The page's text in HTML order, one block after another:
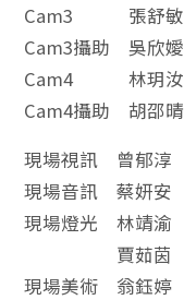
Cam3 張舒敏
Cam3攝助 吳欣嬡
Cam4 林玥汝
Cam4攝助 胡邵晴
現場視訊 曾郁淳
現場音訊 蔡妍安
現場燈光 林靖渝
賈茹茵
現場美術 翁鈺婷